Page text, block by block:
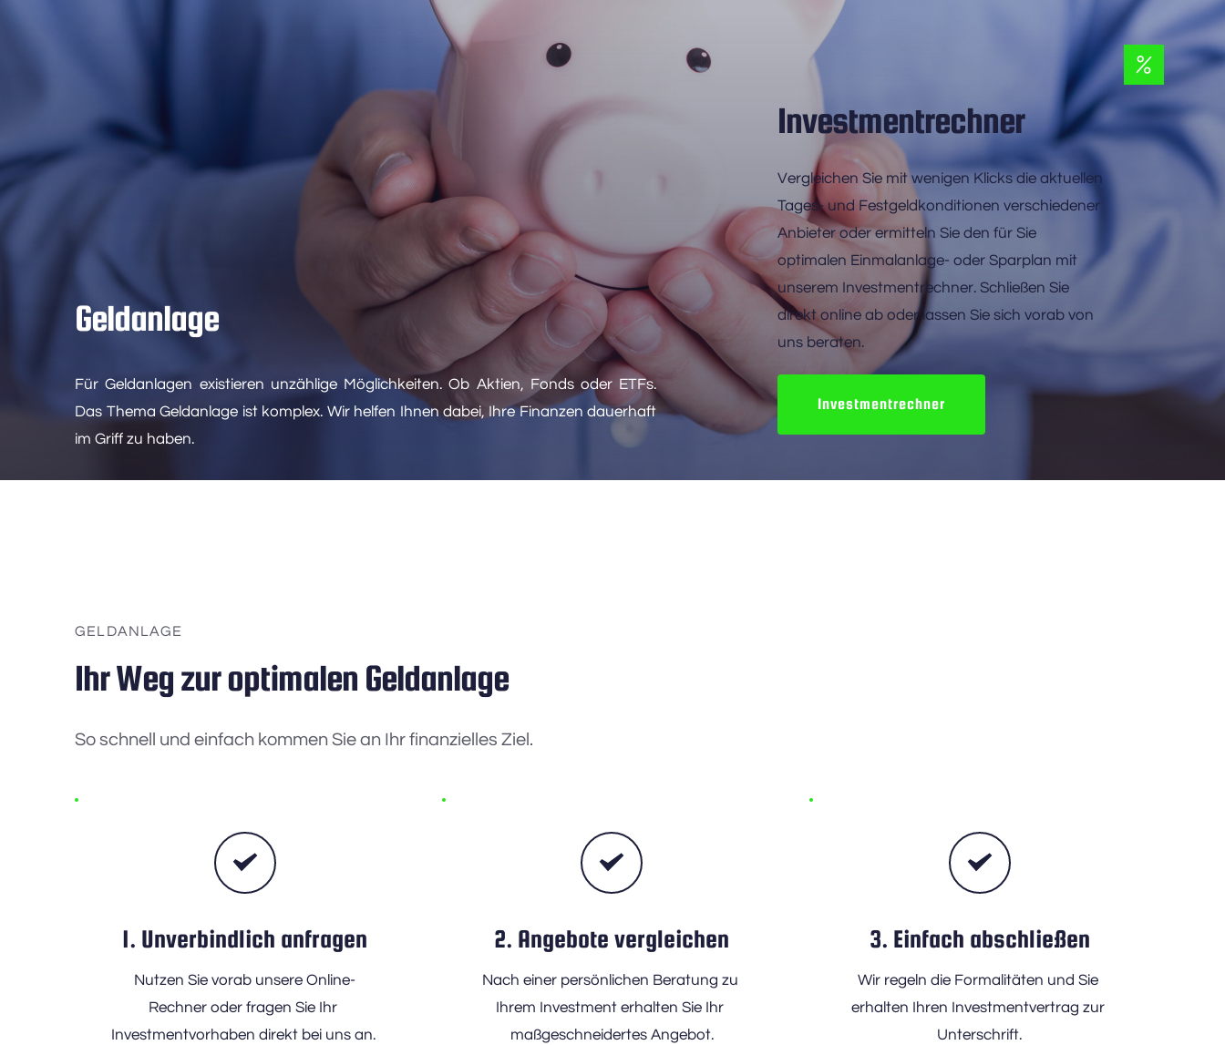
Geldanlage
Für Geldanlagen existieren unzählige Möglichkeiten. Ob Aktien, Fonds oder ETFs.
Das Thema Geldanlage ist komplex. Wir helfen Ihnen dabei, Ihre Finanzen dauerhaft
im Griff zu haben.
Investmentrechner
Vergleichen Sie mit wenigen Klicks die aktuellen
Tages- und Festgeldkonditionen verschiedener
Anbieter oder ermitteln Sie den für Sie
optimalen Einmalanlage- oder Sparplan mit
unserem Investmentrechner. Schließen Sie
direkt online ab oder lassen Sie sich vorab von
uns beraten.
Investmentrechner
GELDANLAGE
Ihr Weg zur optimalen Geldanlage
So schnell und einfach kommen Sie an Ihr finanzielles Ziel.
1. Unverbindlich anfragen
Nutzen Sie vorab unsere Online-
Rechner oder fragen Sie Ihr
Investmentvorhaben direkt bei uns an.
2. Angebote vergleichen
Nach einer persönlichen Beratung zu
Ihrem Investment erhalten Sie Ihr
maßgeschneidertes Angebot.
3. Einfach abschließen
Wir regeln die Formalitäten und Sie
erhalten Ihren Investmentvertrag zur
Unterschrift.